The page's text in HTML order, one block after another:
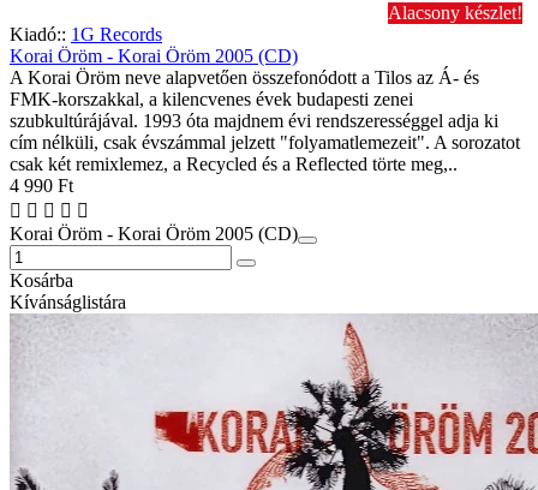
Alacsony készlet!
Kiadó:: 1G Records
Korai Öröm - Korai Öröm 2005 (CD)
A Korai Öröm neve alapvetően összefonódott a Tilos az Á- és
FMK-korszakkal, a kilencvenes évek budapesti zenei
szubkultúrájával. 1993 óta majdnem évi rendszerességgel adja ki
cím nélküli, csak évszámmal jelzett "folyamatlemezeit". A sorozatot
csak két remixlemez, a Recycled és a Reflected törte meg,..
4 990 Ft
Korai Öröm - Korai Öröm 2005 (CD)
Kosárba
Kívánságlistára